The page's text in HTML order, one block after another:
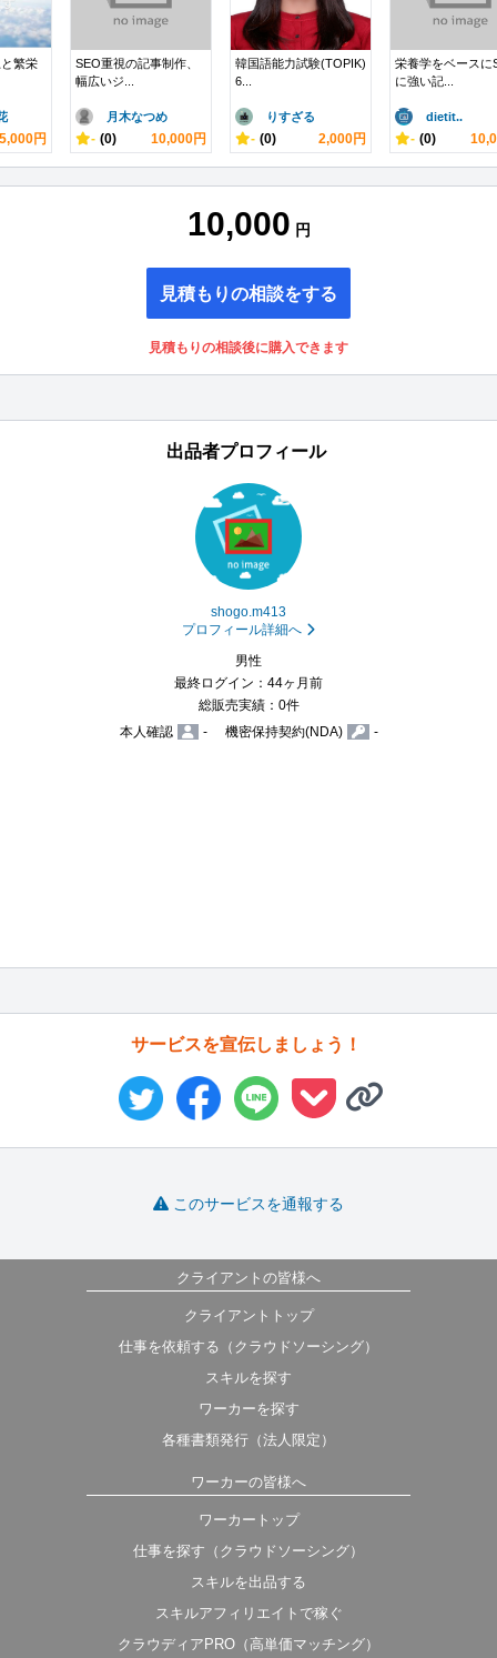
繁栄
5,000円
SEO重視の記事制作、
幅広いジ...
月木なつめ
- (0) 10,000円
韓国語能力試験(TOPIK)
6...
りすざる
- (0) 2,000円
栄養学をベースに
に強い記...
dietit..
- (0)
10,000 円
見積もりの相談をする
見積もりの相談後に購入できます
出品者プロフィール
shogo.m413
プロフィール詳細へ
男性
最終ログイン：44ヶ月前
総販売実績：0件
本人確認
- 機密保持契約(NDA) -
サービスを宣伝しましょう！
このサービスを通報する
クライアントの皆様へ
クライアントトップ
仕事を依頼する（クラウドソーシング）
スキルを探す
ワーカーを探す
各種書類発行（法人限定）
ワーカーの皆様へ
ワーカートップ
仕事を探す（クラウドソーシング）
スキルを出品する
スキルアフィリエイトで稼ぐ
クラウディアPRO（高単価マッチング）